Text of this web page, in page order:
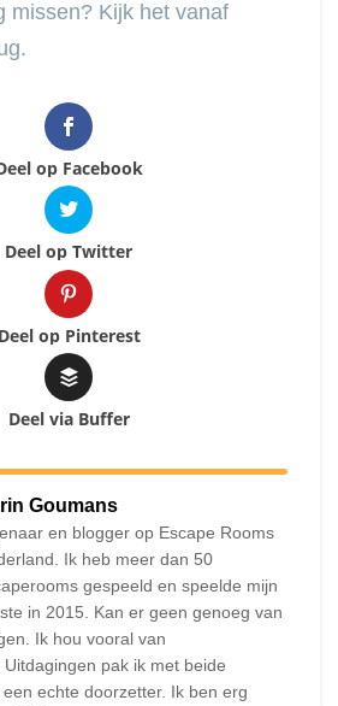
missen? Kijk het vanaf
op Facebook
Deel op Twitter
Deel op Pinterest
Deel via Buffer
Goumans
en blogger op Escape Rooms
Ik heb meer dan 50
gespeeld en speelde mijn
in 2015. Kan er geen genoeg van
Ik hou vooral van
pak ik met beide
echte doorzetter. Ik ben erg